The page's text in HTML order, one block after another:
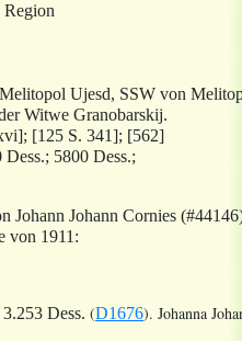
Region
Ujesd, SSW von
Witwe Granobarskij.
[125 S. 341]; [562]
5800 Dess.;
Johann Johann Cornies
von 1911:
Dess. (D1676). Johanna